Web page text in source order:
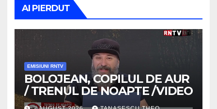
AI PIERDUT
EMISIUNI RNTV
BOLOJEAN, COPILUL DE AUR
/ TRENUL DE NOAPTE /VIDEO